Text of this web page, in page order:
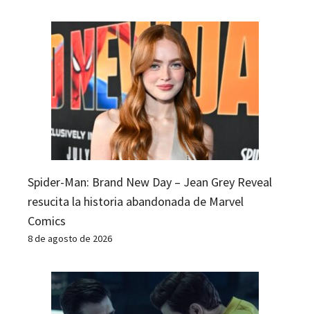
Spider-Man: Brand New Day – Jean Grey Reveal
resucita la historia abandonada de Marvel
Comics
8 de agosto de 2026